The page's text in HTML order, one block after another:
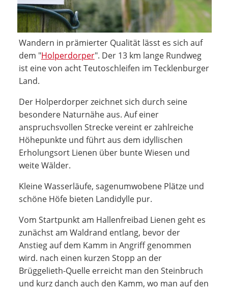
Wandern in prämierter Qualität lässt es sich auf
dem "Holperdorper". Der 13 km lange Rundweg
ist eine von acht Teutoschleifen im Tecklenburger
Land.
Der Holperdorper zeichnet sich durch seine
besondere Naturnähe aus. Auf einer
anspruchsvollen Strecke vereint er zahlreiche
Höhepunkte und führt aus dem idyllischen
Erholungsort Lienen über bunte Wiesen und
weite Wälder.
Kleine Wasserläufe, sagenumwobene Plätze und
schöne Höfe bieten Landidylle pur.
Vom Startpunkt am Hallenfreibad Lienen geht es
zunächst am Waldrand entlang, bevor der
Anstieg auf dem Kamm in Angriff genommen
wird. nach einen kurzen Stopp an der
Brüggelieth-Quelle erreicht man den Steinbruch
und kurz danch auch den Kamm, wo man auf den